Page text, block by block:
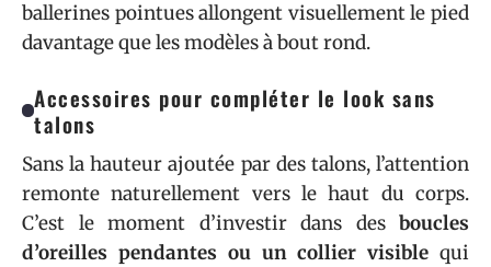
ballerines pointues allongent visuellement le pied
davantage que les modèles à bout rond.
Accessoires pour compléter le look sans
talons
Sans la hauteur ajoutée par des talons, l’attention
remonte naturellement vers le haut du corps.
C’est le moment d’investir dans des boucles
d’oreilles pendantes ou un collier visible qui